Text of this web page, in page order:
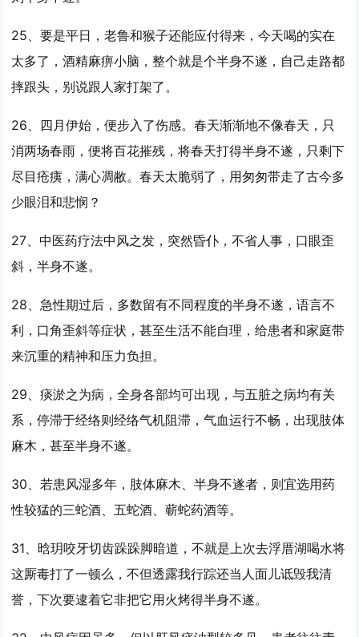
25、要是平日，老鲁和猴子还能应付得来，今天喝的实在
太多了，酒精麻痹小脑，整个就是个半身不遂 ，自己走路都
摔跟头，别说跟人家打架了。
26、四月伊始，便步入了伤感。春天渐渐地不像春天，只
消两场春雨，便将百花摧残，将春天打得半身不遂 ，只剩下
尽目疮痍，满心凋敝。春天太脆弱了，用匆匆带走了古今多
少眼泪和悲悯？
27、中医药疗法中风之发，突然昏仆，不省人事，口眼歪
斜，半身不遂。
28、急性期过后，多数留有不同程度的半身不遂 ，语言不
利，口角歪斜等症状，甚至生活不能自理，给患者和家庭带
来沉重的精神和压力负担。
29、痰淤之为病，全身各部均可出现，与五脏之病均有关
系，停滞于经络则经络气机阻滞，气血运行不畅，出现肢体
麻木，甚至半身不遂。
30、若患风湿多年，肢体麻木、半身不遂者，则宜选用药
性较猛的三蛇酒、五蛇酒、蕲蛇药酒等。
31、晗玥咬牙切齿跺跺脚暗道，不就是上次去浮厝湖喝水将
这厮毒打了一顿么，不但透露我行踪还当人面儿诋毁我清
誉，下次要逮着它非把它用火烤得半身不遂。